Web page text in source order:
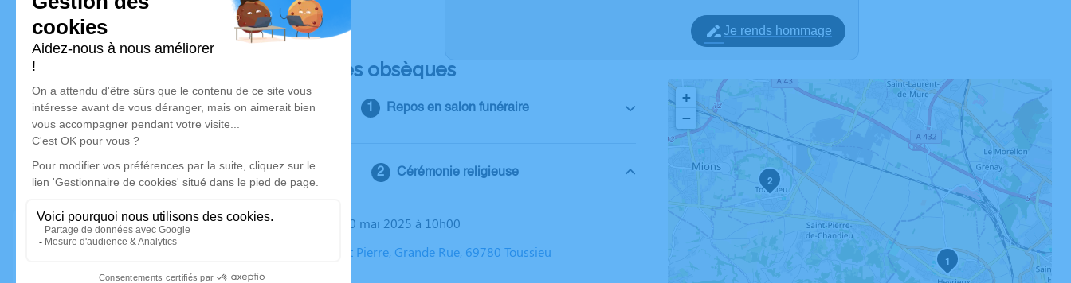
Je rends hommage
Déroulé des obsèques
Repos en salon funéraire
Cérémonie religieuse
Le mardi 20 mai 2025 à 10h00
Église Saint Pierre, Grande Rue, 69780 Toussieu
1
2
+
−